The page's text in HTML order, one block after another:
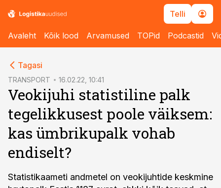
Telli
Avaleht Kõik lood Arvamused TOPid Podcastid
Tagasi
TRANSPORT 16.02.22, 10:41
Veokijuhi statistiline palk
tegelikkusest poole väiksem:
kas ümbrikupalk vohab
endiselt?
Statistikaameti andmetel on veokijuhtide keskmine